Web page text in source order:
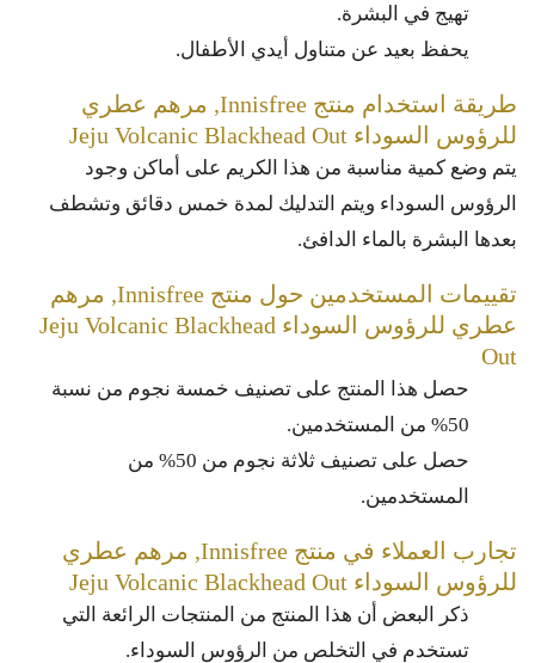
تهيج في البشرة.
يحفظ بعيد عن متناول أيدي الأطفال.
طريقة استخدام منتج Innisfree, مرهم عطري
للرؤوس السوداء Jeju Volcanic Blackhead Out
يتم وضع كمية مناسبة من هذا الكريم على أماكن وجود
الرؤوس السوداء ويتم التدليك لمدة خمس دقائق وتشطف
بعدها البشرة بالماء الدافئ.
تقييمات المستخدمين حول منتج Innisfree, مرهم
عطري للرؤوس السوداء Jeju Volcanic Blackhead
Out
حصل هذا المنتج على تصنيف خمسة نجوم من نسبة
50% من المستخدمين.
حصل على تصنيف ثلاثة نجوم من 50% من
المستخدمين.
تجارب العملاء في منتج Innisfree, مرهم عطري
للرؤوس السوداء Jeju Volcanic Blackhead Out
ذكر البعض أن هذا المنتج من المنتجات الرائعة التي
تستخدم في التخلص من الرؤوس السوداء.